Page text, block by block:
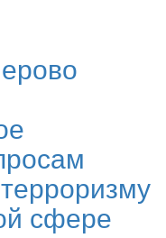
сфере